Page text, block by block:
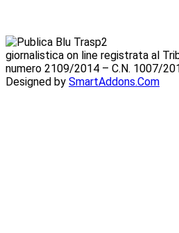
giornalistica on line registrata al
numero 2109/2014 – C.N. 1007/
Designed by SmartAddons.Com